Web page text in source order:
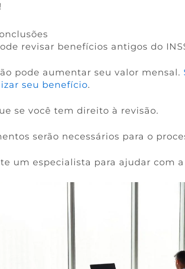
revisar benefícios antigos do
pode aumentar seu valor mensal.
seu benefício.
se você tem direito à revisão.
serão necessários para o
um especialista para ajudar com a